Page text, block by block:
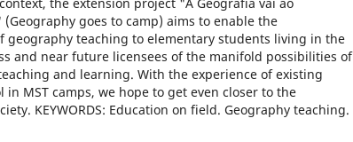
goes to camp) aims to enable the
geography teaching to elementary students living in the
and near future licensees of the manifold possibilities of
and learning. With the experience of existing
in MST camps, we hope to get even closer to the
KEYWORDS: Education on field. Geography teaching.